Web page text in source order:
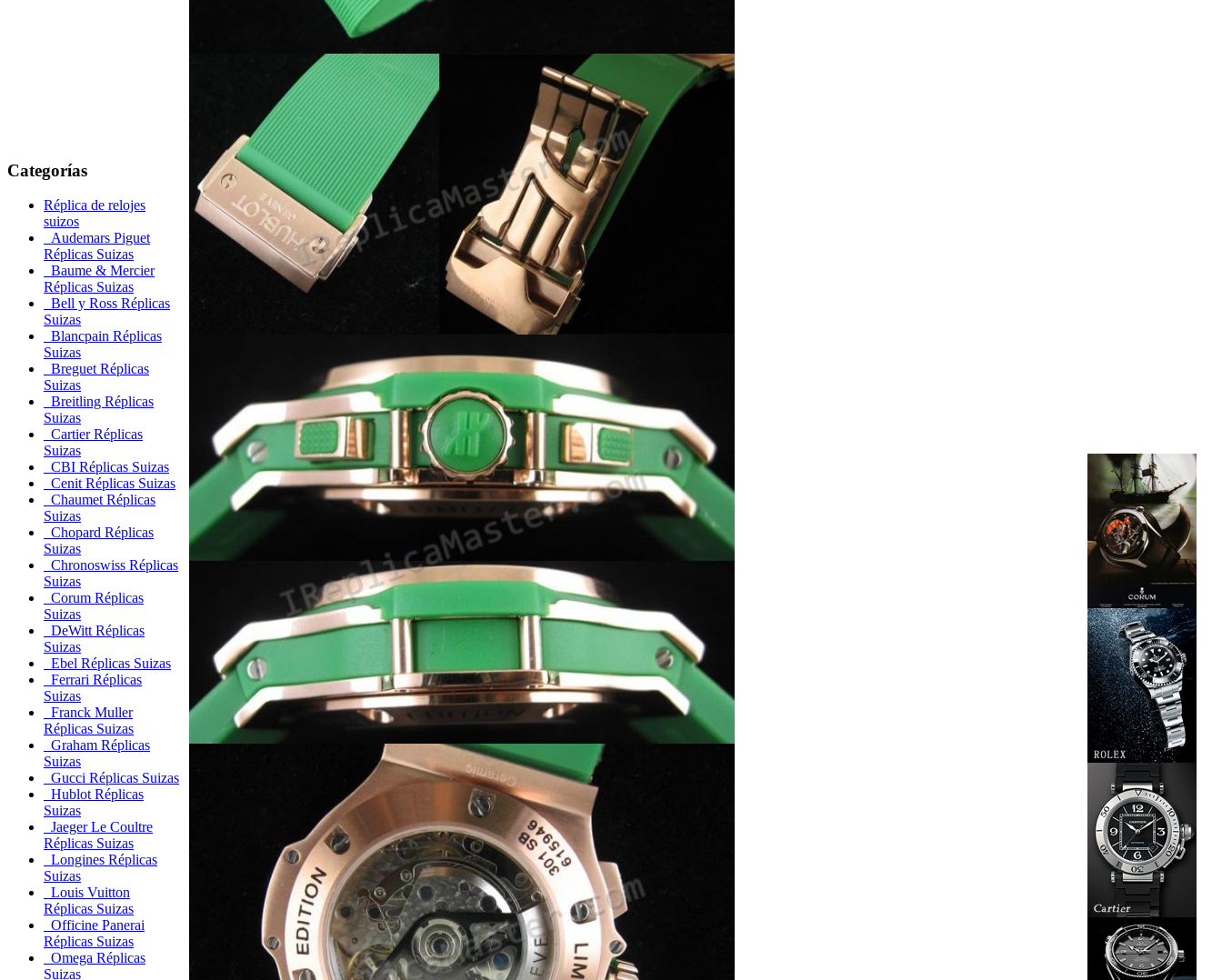
Categorías
Réplica de relojes
suizos
Audemars Piguet
Réplicas Suizas
Baume & Mercier
Réplicas Suizas
Bell y Ross Réplicas
Suizas
Blancpain Réplicas
Suizas
Breguet Réplicas
Suizas
Breitling Réplicas
Suizas
Cartier Réplicas
Suizas
CBI Réplicas Suizas
Cenit Réplicas Suizas
Chaumet Réplicas
Suizas
Chopard Réplicas
Suizas
Chronoswiss Réplicas
Suizas
Corum Réplicas
Suizas
DeWitt Réplicas
Suizas
Ebel Réplicas Suizas
Ferrari Réplicas
Suizas
Franck Muller
Réplicas Suizas
Graham Réplicas
Suizas
Gucci Réplicas Suizas
Hublot Réplicas
Suizas
Jaeger Le Coultre
Réplicas Suizas
Longines Réplicas
Suizas
Louis Vuitton
Réplicas Suizas
Officine Panerai
Réplicas Suizas
Omega Réplicas
Suizas